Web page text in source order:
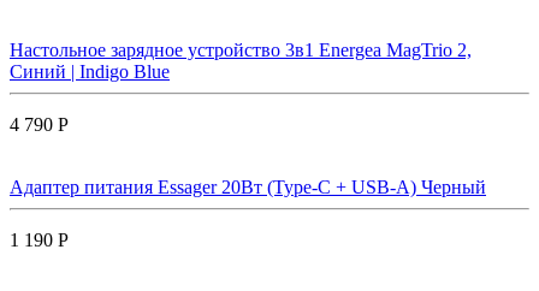
Настольное зарядное устройство 3в1 Energea MagTrio 2,
Синий | Indigo Blue
4 790 Р
Адаптер питания Essager 20Вт (Type-C + USB-A) Черный
1 190 Р